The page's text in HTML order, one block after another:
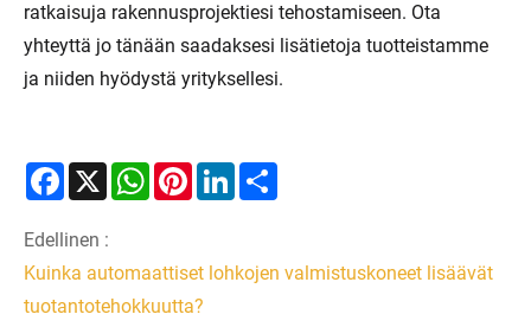
ratkaisuja rakennusprojektiesi tehostamiseen. Ota
yhteyttä jo tänään saadaksesi lisätietoja tuotteistamme
ja niiden hyödystä yrityksellesi.
Facebook
X WhatsAppPinterestLinkedIn
Edellinen :
Kuinka automaattiset lohkojen valmistuskoneet lisäävät
tuotantotehokkuutta?